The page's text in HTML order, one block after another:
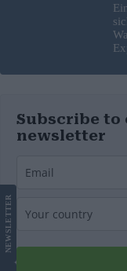
Subscribe to
newsletter
NEWS
LETTER